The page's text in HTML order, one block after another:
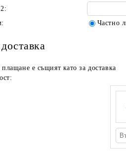
Частно
плащане е същият като за доставка